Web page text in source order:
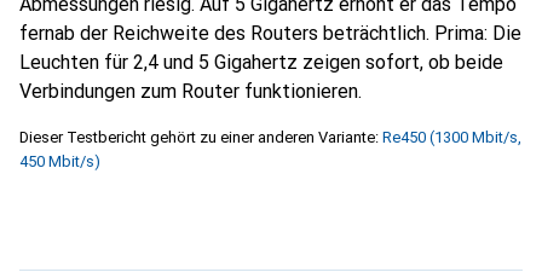
fernab der Reichweite des Routers beträchtlich. Prima: Die
Leuchten für 2,4 und 5 Gigahertz zeigen sofort, ob beide
Verbindungen zum Router funktionieren.
Dieser Testbericht gehört zu einer anderen Variante: Re450 (1300 Mbit/s,
450 Mbit/s)